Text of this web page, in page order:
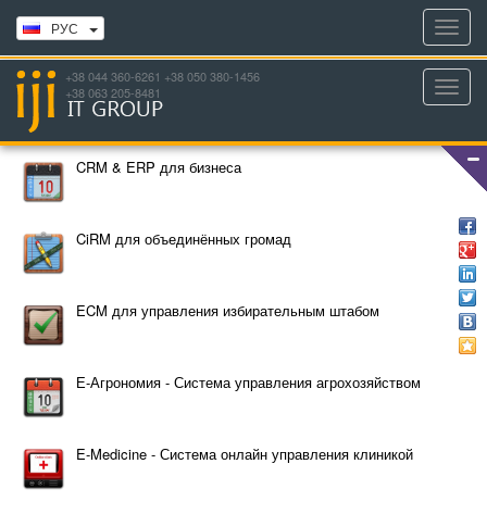
РУС
+38 044 360-6261 +38 050 380-1456
+38 063 205-8481
CRM & ERP для бизнеса
CiRM для объединённых громад
ECM для управления избирательным штабом
Е-Агрономия - Система управления агрохозяйством
E-Medicine - Система онлайн управления клиникой